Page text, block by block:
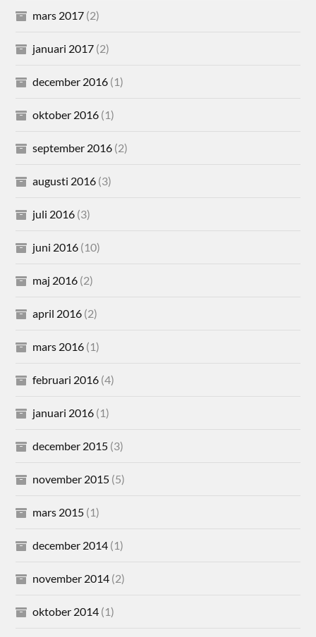
mars 2017 (2)
januari 2017 (2)
december 2016 (1)
oktober 2016 (1)
september 2016 (2)
augusti 2016 (3)
juli 2016 (3)
juni 2016 (10)
maj 2016 (2)
april 2016 (2)
mars 2016 (1)
februari 2016 (4)
januari 2016 (1)
december 2015 (3)
november 2015 (5)
mars 2015 (1)
december 2014 (1)
november 2014 (2)
oktober 2014 (1)